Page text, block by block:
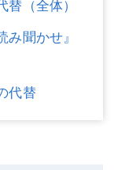
（全体）
み聞かせ』
代替